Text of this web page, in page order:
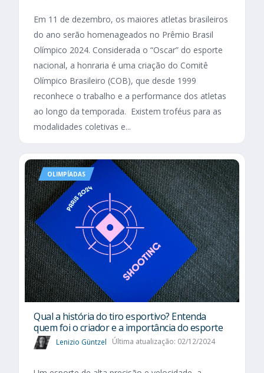
Em 11 de dezembro, os maiores atletas brasileiros
do ano serão homenageados no Prêmio Brasil
Olímpico 2024. Considerada o “Oscar” do esporte
nacional, a honraria é uma criação do Comitê
Olímpico Brasileiro (COB), que desde 1999
reconhece o trabalho e a performance dos atletas
ao longo da temporada. Existem troféus para as
modalidades coletivas e...
OLIMPÍADAS
Qual a história do tiro esportivo? Entenda
quem foi o criador e a importância do esporte
Lenizio Güntzel Última atualização: 02/12/2024